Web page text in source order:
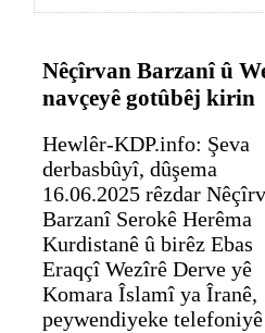
Nêçîrvan Barzanî û
navçeyê gotûbêj kirin
Hewlêr-KDP.info: Şeva
derbasbûyî, dûşema
16.06.2025 rêzdar
Barzanî Serokê Herêma
Kurdistanê û birêz Ebas
Eraqçî Wezîrê Derve yê
Komara Îslamî ya Îranê,
peywendiyeke